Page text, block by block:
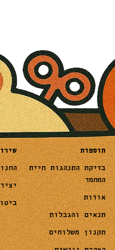
תוספות
בדיקת התנהגות חיית
המחמד
אודות
תנאים והגבלות
תקנון משלוחים